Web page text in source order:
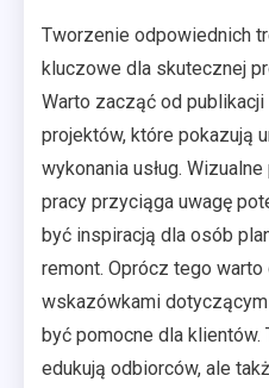
Tworzenie odpowiednich
kluczowe dla skutecznej
Warto zacząć od
projektów, które pokazują
wykonania usług.
pracy przyciąga uwagę
być inspiracją dla osób
remont. Oprócz tego
wskazówkami
być pomocne dla klientów.
edukują odbiorców, ale